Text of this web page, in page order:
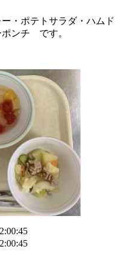
・ポテトサラダ・ハムド
ポンチ です。